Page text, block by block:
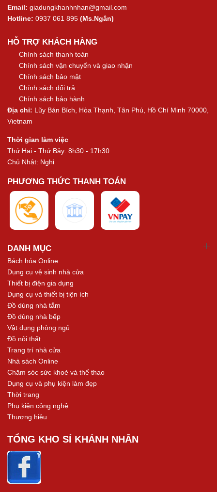
Email: giadungkhanhnhan@gmail.com
Hotline: 0937 061 895 (Ms.Ngân)
HỖ TRỢ KHÁCH HÀNG
Chính sách thanh toán
Chính sách vận chuyển và giao nhận
Chính sách bảo mật
Chính sách đổi trả
Chính sách bảo hành
Địa chỉ: Lũy Bán Bích, Hòa Thạnh, Tân Phú, Hồ Chí Minh 70000,
Vietnam
Thời gian làm việc
Thứ Hai - Thứ Bảy: 8h30 - 17h30
Chủ Nhật: Nghỉ
PHƯƠNG THỨC THANH TOÁN
DANH MỤC
Bách hóa Online
Dụng cụ vệ sinh nhà cửa
Thiết bị điện gia dụng
Dụng cụ và thiết bị tiện ích
Đồ dùng nhà tắm
Đồ dùng nhà bếp
Vật dụng phòng ngủ
Đồ nội thất
Trang trí nhà cửa
Nhà sách Online
Chăm sóc sức khoẻ và thể thao
Dụng cụ và phụ kiện làm đẹp
Thời trang
Phụ kiện công nghệ
Thương hiệu
TỔNG KHO SỈ KHÁNH NHÂN